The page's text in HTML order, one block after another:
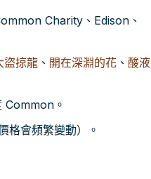
Charity、Edison、
盜掠龍 、 開在深淵的花 、 酸液
Common。
格會頻繁變動）。